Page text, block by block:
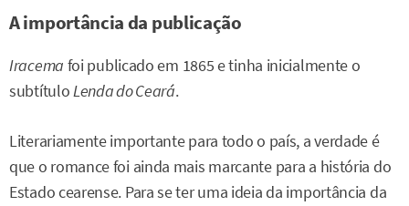
A importância da publicação
Iracema foi publicado em 1865 e tinha inicialmente o
subtítuloLenda do Ceará.
Literariamente importante para todo o país, a verdade é
que o romance foi ainda mais marcante para a história do
Estado cearense. Para se ter uma ideia da importância da